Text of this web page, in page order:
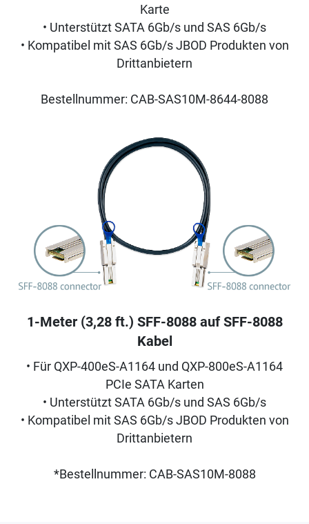
Karte
• Unterstützt SATA 6Gb/s und SAS 6Gb/s
• Kompatibel mit SAS 6Gb/s JBOD Produkten von
Drittanbietern
Bestellnummer: CAB-SAS10M-8644-8088
1-Meter (3,28 ft.) SFF-8088 auf SFF-8088
Kabel
• Für QXP-400eS-A1164 und QXP-800eS-A1164
PCIe SATA Karten
• Unterstützt SATA 6Gb/s und SAS 6Gb/s
• Kompatibel mit SAS 6Gb/s JBOD Produkten von
Drittanbietern
*Bestellnummer: CAB-SAS10M-8088